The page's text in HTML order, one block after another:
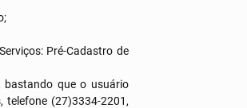
Pré-Cadastro de
bastando que o usuário
telefone (27)3334-2201,